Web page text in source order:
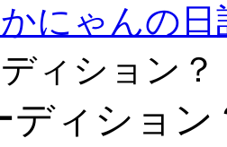
にゃんの
ィション？
ィション